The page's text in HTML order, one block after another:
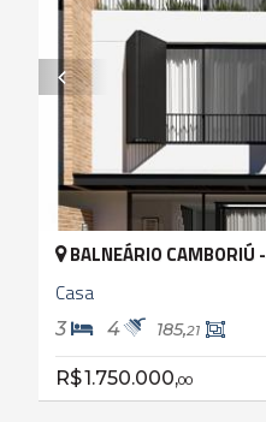
BALNEÁRIO CAMBORIÚ -
Casa
3 4 185,21
R$ 1.750.000,00